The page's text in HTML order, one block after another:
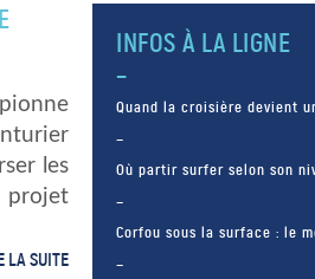
les
projet
LA SUITE
INFOS À LA LIGNE
Quand la croisière devient
Où partir surfer selon son
Corfou sous la surface : le